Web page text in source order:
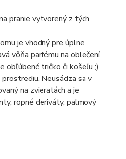
pranie vytvorený z tých
je vhodný pre úplne
vôňa parfému na oblečení
obľúbené tričko či košeľu ;)
Neusádza sa v
na zvieratách a je
ropné deriváty, palmový